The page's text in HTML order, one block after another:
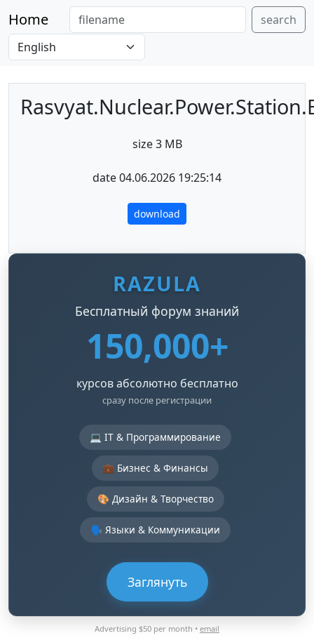
Home search
size 3 MB
date 04.06.2026 19:25:14
download
RAZULA
Бесплатный форум знаний
150,000+
курсов абсолютно бесплатно
сразу после регистрации
💻 IT & Программирование
💼 Бизнес & Финансы
🎨 Дизайн & Творчество
🗣️ Языки & Коммуникации
Заглянуть
Advertising $50 per month • email